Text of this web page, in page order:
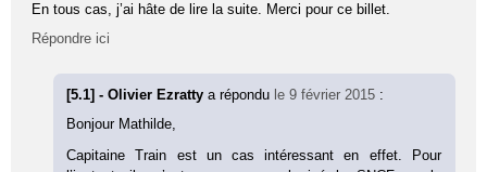
En tous cas, j’ai hâte de lire la suite. Merci pour ce billet.
Répondre ici
[5.1] - Olivier Ezrattya répondu le 9 février 2015 :
Bonjour Mathilde,
Capitaine Train est un cas intéressant en effet. Pour